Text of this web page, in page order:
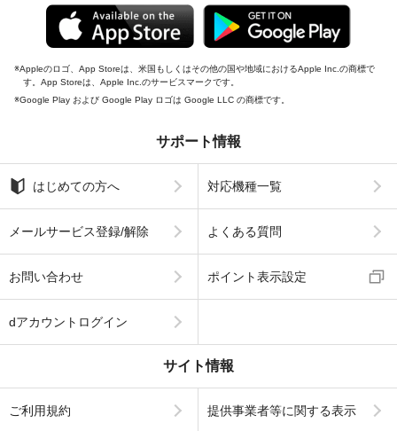
Appleのロゴ、App Storeは、米国もしくはその他の国や地域におけるApple Inc.の商標で
す。App Storeは、Apple Inc.のサービスマークです。
Google Play および Google Play ロゴは Google LLC の商標です。
サポート情報
はじめての方へ 対応機種一覧
メールサービス登録/解除 よくある質問
お問い合わせ ポイント表示設定
dアカウントログイン
サイト情報
ご利用規約 提供事業者等に関する表示